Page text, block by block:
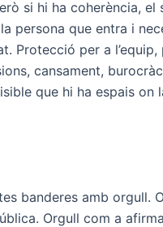
si hi ha coherència, el
persona que entra i
Protecció per a
cansament,
que hi ha espais on
banderes amb orgull.
Orgull com a